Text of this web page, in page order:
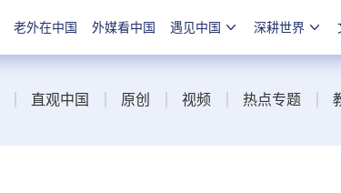
老外在中国 外媒看中国 遇见中国 深耕世界
直观中国 原创 视频 热点专题